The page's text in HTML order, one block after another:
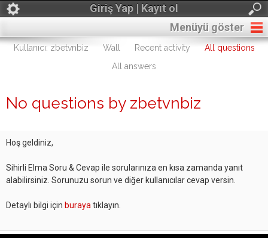
Giriş Yap | Kayıt ol
Menüyü göster
Kullanıcı: zbetvnbiz Wall Recent activity
All questions
All answers
No questions by zbetvnbiz
Hoş geldiniz,
Sihirli Elma Soru & Cevap ile sorularınıza en kısa zamanda yanıt
alabilirsiniz. Sorunuzu sorun ve diğer kullanıcılar cevap versin.
Detaylı bilgi için buraya tıklayın.